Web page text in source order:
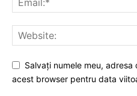
Salvați numele meu,
acest browser pentru data